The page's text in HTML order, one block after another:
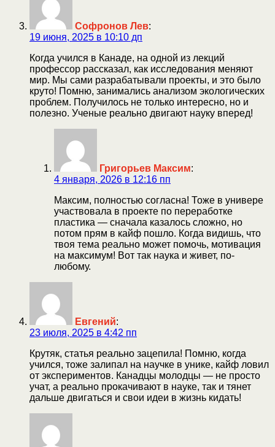
Софронов Лев:
19 июня, 2025 в 10:10 дп
Когда учился в Канаде, на одной из лекций
профессор рассказал, как исследования меняют
мир. Мы сами разрабатывали проекты, и это было
круто! Помню, занимались анализом экологических
проблем. Получилось не только интересно, но и
полезно. Ученые реально двигают науку вперед!
Григорьев Максим:
4 января, 2026 в 12:16 пп
Максим, полностью согласна! Тоже в универе
участвовала в проекте по переработке
пластика — сначала казалось сложно, но
потом прям в кайф пошло. Когда видишь, что
твоя тема реально может помочь, мотивация
на максимум! Вот так наука и живет, по-
любому.
Евгений:
23 июля, 2025 в 4:42 пп
Крутяк, статья реально зацепила! Помню, когда
учился, тоже залипал на научке в унике, кайф ловил
от экспериментов. Канадцы молодцы — не просто
учат, а реально прокачивают в науке, так и тянет
дальше двигаться и свои идеи в жизнь кидать!